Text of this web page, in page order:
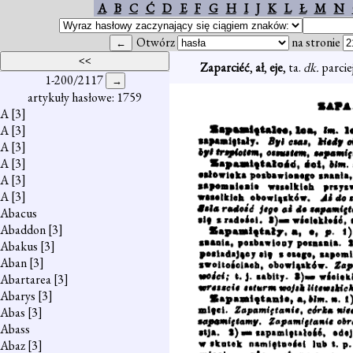
A B C Ć D E F G H I J K L Ł M N
Otwórz na stronie
1-200/2117
artykuły hasłowe: 1759
A[3]
A[3]
A[3]
A[3]
A[3]
A[3]
Abacus
Abaddon[3]
Abakus [3]
Aban[3]
Abartarea[3]
Abarys [3]
Abas [3]
Abass
Abaz[3]
Zaparciéć,ał,eje, ta. dk.